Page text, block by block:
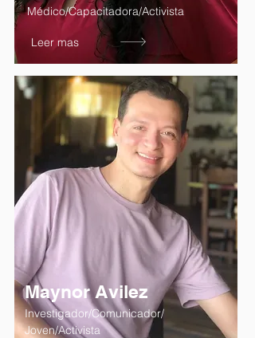
Médico/Capacitadora/Activista
Leer mas
Maynor Avilez
Investigador/Comunicador/
Joven/Activista